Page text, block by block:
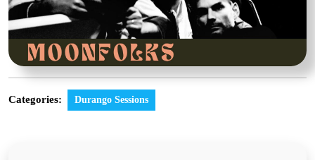
Categories: Durango Sessions